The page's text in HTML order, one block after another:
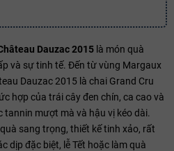
Dauzac 2015 là món quà
và sự tinh tế. Đến từ vùng Margaux
Dauzac 2015 là chai Grand Cru
hợp của trái cây đen chín, ca cao và
mượt mà và hậu vị kéo dài.
sang trọng, thiết kế tinh xảo, rất
dịp đặc biệt, lễ Tết hoặc làm quà